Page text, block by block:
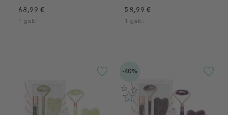
68,99 €
1 gab.
58,99 €
1 gab.
-40%